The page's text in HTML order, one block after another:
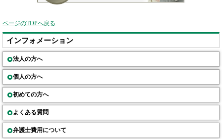
ページのTOPへ戻る
インフォメーション
法人の方へ
個人の方へ
初めての方へ
よくある質問
弁護士費用について